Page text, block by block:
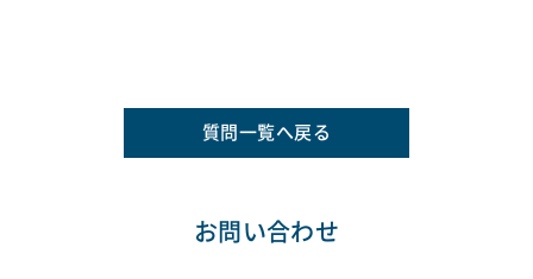
質問一覧へ戻る
お問い合わせ